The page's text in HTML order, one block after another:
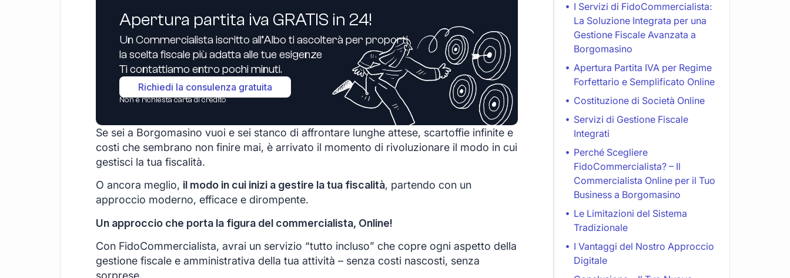
Apertura partita iva GRATIS in 24!
Un Commercialista iscritto all’Albo ti ascolterà per proporti
la scelta fiscale più adatta alle tue esigenze
Ti contattiamo entro pochi minuti.
Richiedi la consulenza gratuita
Non è richiesta carta di credito
Se sei a Borgomasino vuoi e sei stanco di affrontare lunghe attese, scartoffie infinite e
costi che sembrano non finire mai, è arrivato il momento di rivoluzionare il modo in cui
gestisci la tua fiscalità.
O ancora meglio, il modo in cui inizi a gestire la tua fiscalità, partendo con un
approccio moderno, efficace e dirompente.
Un approccio che porta la figura del commercialista, Online!
Con FidoCommercialista, avrai un servizio “tutto incluso” che copre ogni aspetto della
gestione fiscale e amministrativa della tua attività – senza costi nascosti, senza
sorprese.
I Servizi di FidoCommercialista:
La Soluzione Integrata per una
Gestione Fiscale Avanzata a
Borgomasino
Apertura Partita IVA per Regime
Forfettario e Semplificato Online
Costituzione di Società Online
Servizi di Gestione Fiscale
Integrati
Perché Scegliere
FidoCommercialista? – Il
Commercialista Online per il Tuo
Business a Borgomasino
Le Limitazioni del Sistema
Tradizionale
I Vantaggi del Nostro Approccio
Digitale